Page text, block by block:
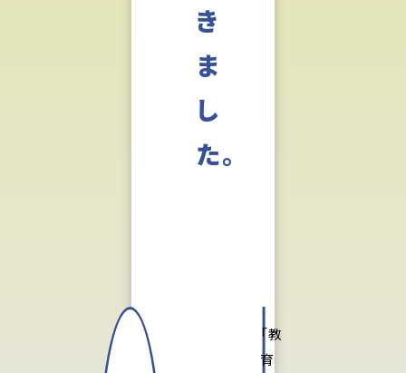
き
ま
し
た。
「教
育